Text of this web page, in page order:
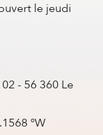
le jeudi
- 56 360 Le
°W